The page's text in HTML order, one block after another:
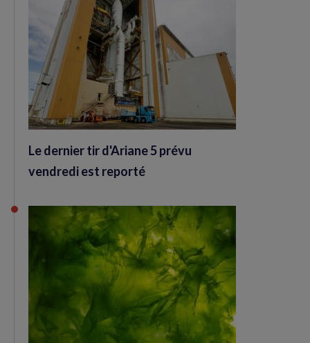
Le dernier tir d'Ariane 5 prévu
vendredi est reporté